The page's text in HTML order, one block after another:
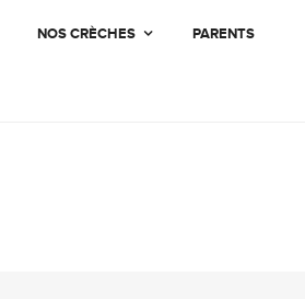
NOS CRÈCHES PARENTS